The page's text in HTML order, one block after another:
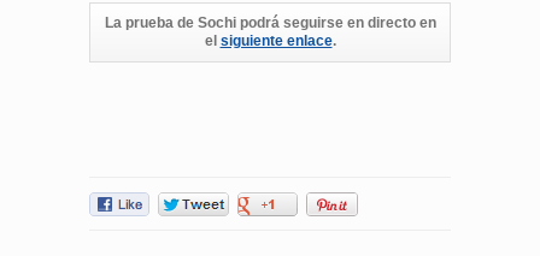
La prueba de Sochi podrá seguirse en directo en
el siguiente enlace.